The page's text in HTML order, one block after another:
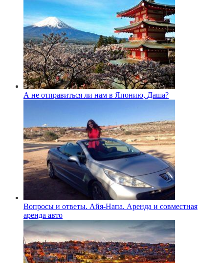
А не отправиться ли нам в Японию, Даша?
Вопросы и ответы. Айя-Напа. Аренда и совместная
аренда авто